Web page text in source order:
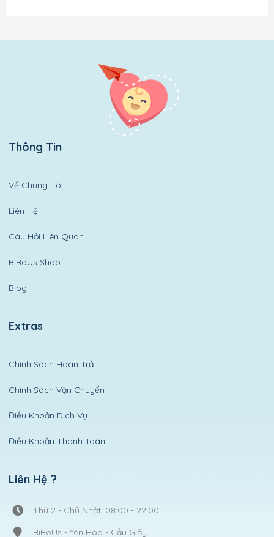
Thông Tin
Về Chúng Tôi
Liên Hệ
Câu Hỏi Liên Quan
BiBoUs Shop
Blog
Extras
Chính Sách Hoàn Trả
Chính Sách Vận Chuyển
Điều Khoản Dịch Vụ
Điều Khoản Thanh Toán
Liên Hệ ?
Thứ 2 - Chủ Nhật: 08:00 - 22:00
BiBoUs - Yên Hòa - Cầu Giấy